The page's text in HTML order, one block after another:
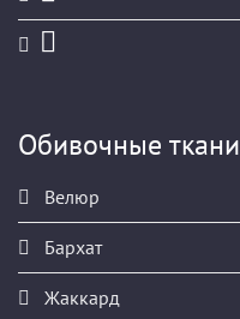
Обивочные ткани
Велюр
Бархат
Жаккард